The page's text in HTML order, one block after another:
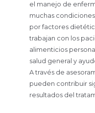
el manejo de
muchas
por factores
trabajan con los
alimenticios
salud general y
A través de
pueden contribuir
resultados del